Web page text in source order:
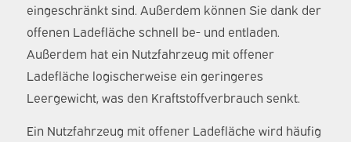
eingeschränkt sind. Außerdem können Sie dank der
offenen Ladefläche schnell be- und entladen.
Außerdem hat ein Nutzfahrzeug mit offener
Ladefläche logischerweise ein geringeres
Leergewicht, was den Kraftstoffverbrauch senkt.
Ein Nutzfahrzeug mit offener Ladefläche wird häufig